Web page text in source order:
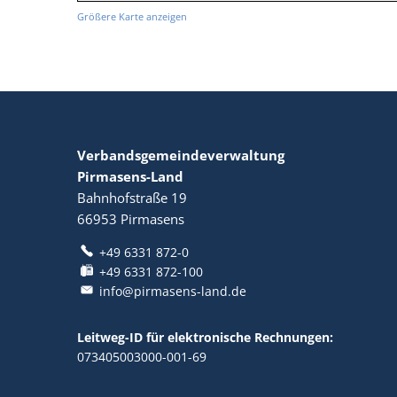
Größere Karte anzeigen
Verbandsgemeindeverwaltung
Pirmasens-Land
Bahnhofstraße 19
66953 Pirmasens
+49 6331 872-0
+49 6331 872-100
info@pirmasens-land.de
Leitweg-ID für elektronische Rechnungen:
073405003000-001-69